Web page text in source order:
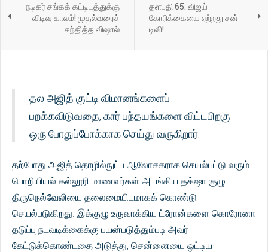
நடிகர் சங்கக் கட்டிடத்துக்கு
விடிவு காலம்! முதல்வரைச்
சந்தித்த விஷால்
தளபதி 65: விஜய்
கோரிக்கையை ஏற்றது சன்
டிவி!
தல அஜித் குட்டி விமானங்களைப்
பறக்கவிடுவதை, கார் பந்தயங்களை விட்டபிறகு
ஒரு போதுப்போக்காக செய்து வருகிறார்.
தற்போது அஜித் தொழில்நுட்ப ஆலோசகராக செயல்பட்டு வரும்
பொறியியல் கல்லூரி மாணவர்கள் அடங்கிய தக்‌ஷா குழு
திருநெல்வேலியை தலைமையிடமாகக் கொண்டு
செயல்படுகிறது. இக்குழு உருவாக்கிய ட்ரோன்களை கொரோனா
தடுப்பு நடவடிக்கைக்கு பயன்படுத்தும்படி அவர்
கேட்டுக்கொண்டதை அடுத்து, சென்னையை ஒட்டிய